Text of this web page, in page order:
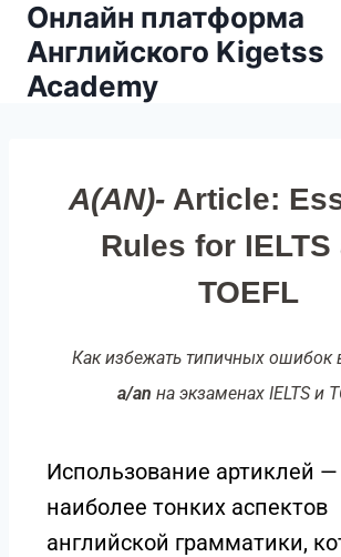
Онлайн платформа
Английского Kigetss
Academy
A(AN)- Article:
Rules for IELTS
TOEFL
Как избежать типичных ошибок
a/an на экзаменах IELTS и
Использование артиклей
наиболее тонких аспектов
английской грамматики,